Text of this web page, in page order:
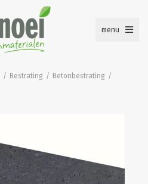
menu
/ Bestrating / Betonbestrating /